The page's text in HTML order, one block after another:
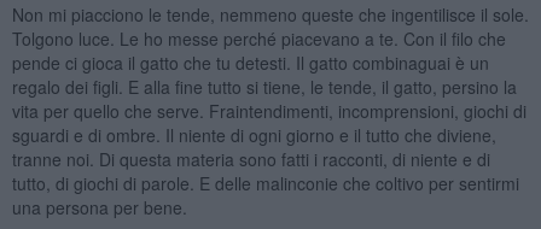
Non mi piacciono le tende, nemmeno queste che ingentilisce il sole.
Tolgono luce. Le ho messe perché piacevano a te. Con il filo che
pende ci gioca il gatto che tu detesti. Il gatto combinaguai è un
regalo dei figli. E alla fine tutto si tiene, le tende, il gatto, persino la
vita per quello che serve. Fraintendimenti, incomprensioni, giochi di
sguardi e di ombre. Il niente di ogni giorno e il tutto che diviene,
tranne noi. Di questa materia sono fatti i racconti, di niente e di
tutto, di giochi di parole. E delle malinconie che coltivo per sentirmi
una persona per bene.